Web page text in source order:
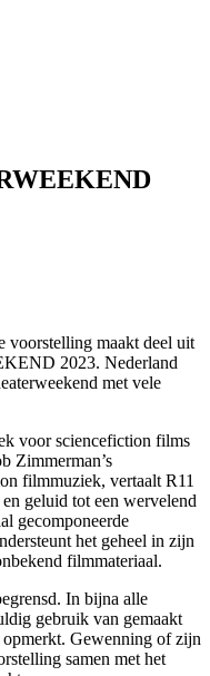
voorstelling maakt deel uit
2023. Nederland
met vele
voor sciencefiction films
Zimmerman’s
filmmuziek, vertaalt R11
geluid tot een wervelend
gecomponeerde
het geheel in zijn
filmmateriaal.
In bijna alle
gebruik van gemaakt
opmerkt. Gewenning of zijn
samen met het